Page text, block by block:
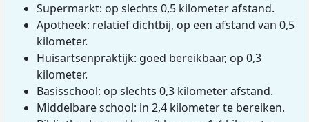
Supermarkt: op slechts 0,5 kilometer afstand.
Apotheek: relatief dichtbij, op een afstand van 0,5
kilometer.
Huisartsenpraktijk: goed bereikbaar, op 0,3
kilometer.
Basisschool: op slechts 0,3 kilometer afstand.
Middelbare school: in 2,4 kilometer te bereiken.